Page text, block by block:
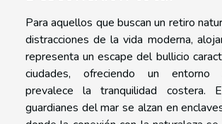
Para aquellos que buscan un retiro
distracciones de la vida moderna,
representa un escape del bullicio
ciudades, ofreciendo un entorno
prevalece la tranquilidad costera.
guardianes del mar se alzan en